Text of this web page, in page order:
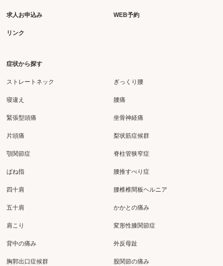
求人お申込み
リンク
WEB予約
症状から探す
ストレートネック
寝違え
緊張型頭痛
片頭痛
顎関節症
ばね指
四十肩
五十肩
肩こり
背中の痛み
胸郭出口症候群
ぎっくり腰
腰痛
坐骨神経痛
梨状筋症候群
脊柱管狭窄症
腰推すべり症
腰椎椎間板ヘルニア
かかとの痛み
変形性膝関節症
外反母趾
股関節の痛み